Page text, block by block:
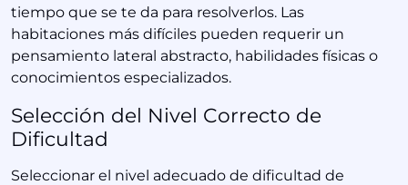
tiempo que se te da para resolverlos. Las
habitaciones más difíciles pueden requerir un
pensamiento lateral abstracto, habilidades físicas o
conocimientos especializados.
Selección del Nivel Correcto de
Dificultad
Seleccionar el nivel adecuado de dificultad de